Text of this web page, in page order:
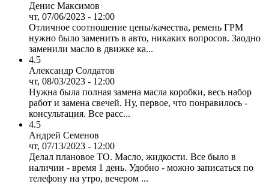
Денис Максимов
чт, 07/06/2023 - 12:00
Отличное соотношение цены/качества, ремень ГРМ
нужно было заменить в авто, никаких вопросов. Заодно
заменили масло в движке ка...
4.5
Александр Солдатов
чт, 08/03/2023 - 12:00
Нужна была полная замена масла коробки, весь набор
работ и замена свечей. Ну, первое, что понравилось -
консультация. Все расс...
4.5
Андрей Семенов
чт, 07/13/2023 - 12:00
Делал плановое ТО. Масло, жидкости. Все было в
наличии - время 1 день. Удобно - можно записаться по
телефону на утро, вечером ...